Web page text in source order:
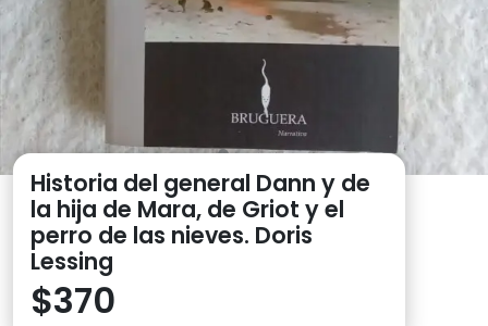
Historia del general Dann y de
la hija de Mara, de Griot y el
perro de las nieves. Doris
Lessing
$370